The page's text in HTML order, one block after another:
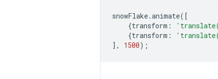
snowFlake.animate([
{transform :
{transform :
],
1500);